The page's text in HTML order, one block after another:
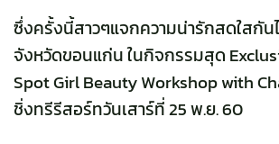
ซึ่งครั้งนี้สาวๆแจกความน่ารักสดใสกัน
จังหวัดขอนแก่น ในกิจกรรมสุด
Spot Girl Beauty Workshop with
ชิ่งทรีรีสอร์ทวันเสาร์ที่ 25 พ.ย. 60